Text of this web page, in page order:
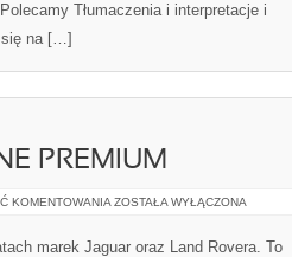
Tłumaczenia i interpretacje i
się na […]
PREMIUM
KOMENTOWANIA SAMOCHODY
ZOSTAŁA WYŁĄCZONA
marek Jaguar oraz Land Rovera. To